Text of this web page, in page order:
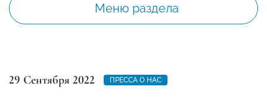
Меню раздела
29 Сентября 2022 ПРЕССА О НАС